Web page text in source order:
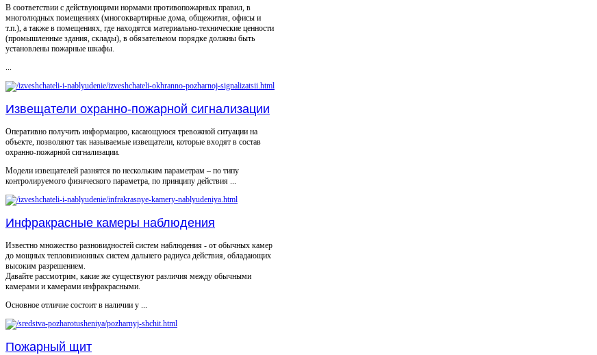
В соответствии с действующими нормами противопожарных правил, в
многолюдных помещениях (многоквартирные дома, общежития, офисы и
т.п.), а также в помещениях, где находятся материально-технические ценности
(промышленные здания, склады), в обязательном порядке должны быть
установлены пожарные шкафы.
...
Извещатели охранно-пожарной сигнализации
Оперативно получить информацию, касающуюся тревожной ситуации на
объекте, позволяют так называемые извещатели, которые входят в состав
охранно-пожарной сигнализации.
Модели извещателей разнятся по нескольким параметрам – по типу
контролируемого физического параметра, по принципу действия ...
Инфракрасные камеры наблюдения
Известно множество разновидностей систем наблюдения - от обычных камер
до мощных тепловизионных систем дальнего радиуса действия, обладающих
высоким разрешением.
Давайте рассмотрим, какие же существуют различия между обычными
камерами и камерами инфракрасными.
Основное отличие состоит в наличии у ...
Пожарный щит